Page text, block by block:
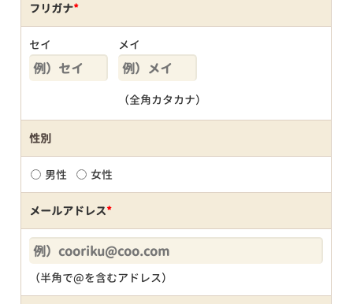
フリガナ*
セイ メイ
（全角カタカナ）
性別
男性 女性
メールアドレス*
（半角で@を含むアドレス）